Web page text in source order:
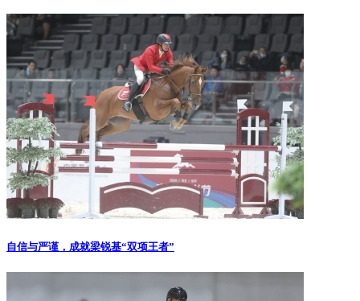
自信与严谨，成就梁锐基“双项王者”